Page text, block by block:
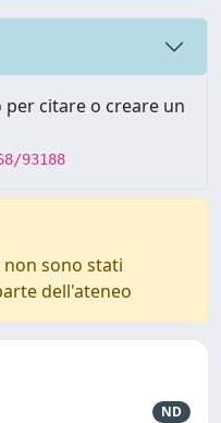
citare o creare un
93188
sono stati
dell'ateneo
ND